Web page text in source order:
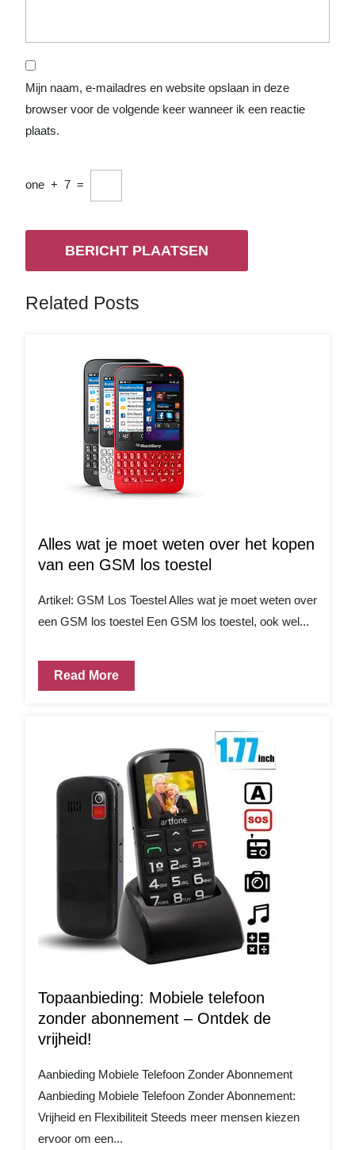
Mijn naam, e-mailadres en website opslaan in deze
browser voor de volgende keer wanneer ik een reactie
plaats.
one + 7 =
Related Posts
Alles wat je moet weten over het kopen
van een GSM los toestel
Artikel: GSM Los Toestel Alles wat je moet weten over
een GSM los toestel Een GSM los toestel, ook wel...
Read More
Topaanbieding: Mobiele telefoon
zonder abonnement – Ontdek de
vrijheid!
Aanbieding Mobiele Telefoon Zonder Abonnement
Aanbieding Mobiele Telefoon Zonder Abonnement:
Vrijheid en Flexibiliteit Steeds meer mensen kiezen
ervoor om een...